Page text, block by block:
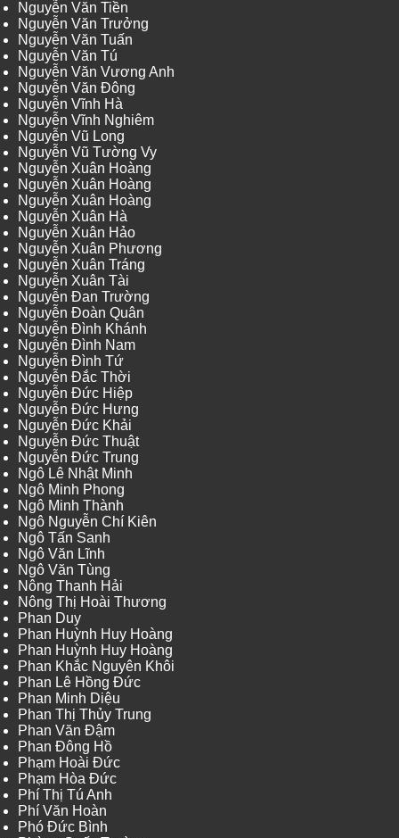
Nguyễn Văn Tiền
Nguyễn Văn Trưởng
Nguyễn Văn Tuấn
Nguyễn Văn Tú
Nguyễn Văn Vương Anh
Nguyễn Văn Đông
Nguyễn Vĩnh Hà
Nguyễn Vĩnh Nghiêm
Nguyễn Vũ Long
Nguyễn Vũ Tường Vy
Nguyễn Xuân Hoàng
Nguyễn Xuân Hoàng
Nguyễn Xuân Hoàng
Nguyễn Xuân Hà
Nguyễn Xuân Hảo
Nguyễn Xuân Phương
Nguyễn Xuân Tráng
Nguyễn Xuân Tài
Nguyễn Đan Trường
Nguyễn Đoàn Quân
Nguyễn Đình Khánh
Nguyễn Đình Nam
Nguyễn Đình Tứ
Nguyễn Đắc Thời
Nguyễn Đức Hiệp
Nguyễn Đức Hưng
Nguyễn Đức Khải
Nguyễn Đức Thuật
Nguyễn Đức Trung
Ngô Lê Nhật Minh
Ngô Minh Phong
Ngô Minh Thành
Ngô Nguyễn Chí Kiên
Ngô Tấn Sanh
Ngô Văn Lĩnh
Ngô Văn Tùng
Nông Thanh Hải
Nông Thị Hoài Thương
Phan Duy
Phan Huỳnh Huy Hoàng
Phan Huỳnh Huy Hoàng
Phan Khắc Nguyên Khôi
Phan Lê Hồng Đức
Phan Minh Diệu
Phan Thị Thủy Trung
Phan Văn Đậm
Phan Đông Hồ
Phạm Hoài Đức
Phạm Hòa Đức
Phí Thị Tú Anh
Phí Văn Hoàn
Phó Đức Bình